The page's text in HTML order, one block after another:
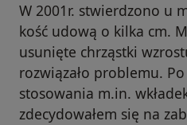
W 2001r. stwierdzono u
kość udową o kilka cm.
usunięte chrząstki
rozwiązało problemu.
stosowania m.in.
zdecydowałem się na